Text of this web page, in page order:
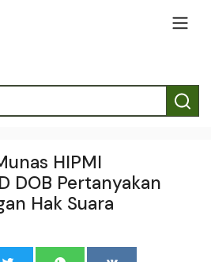
HIPMI
DOB Pertanyakan
Hak Suara